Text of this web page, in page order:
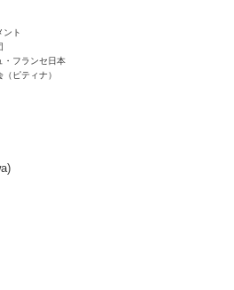
ント
・フランセ日本
ピティナ）